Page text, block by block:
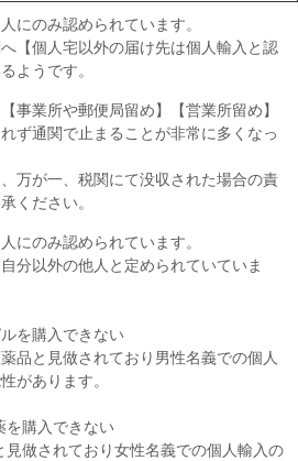
にのみ認められています。
【個人宅以外の届け先は個人輸入と認
ようです。
事業所や郵便局留め】【営業所留め】
ず通関で止まることが非常に多くなっ
万が一、税関にて没収された場合の責
ください。
にのみ認められています。
分以外の他人と定められていていま
を購入できない
品と見做されており男性名義での個人
があります。
を購入できない
見做されており女性名義での個人輸入の